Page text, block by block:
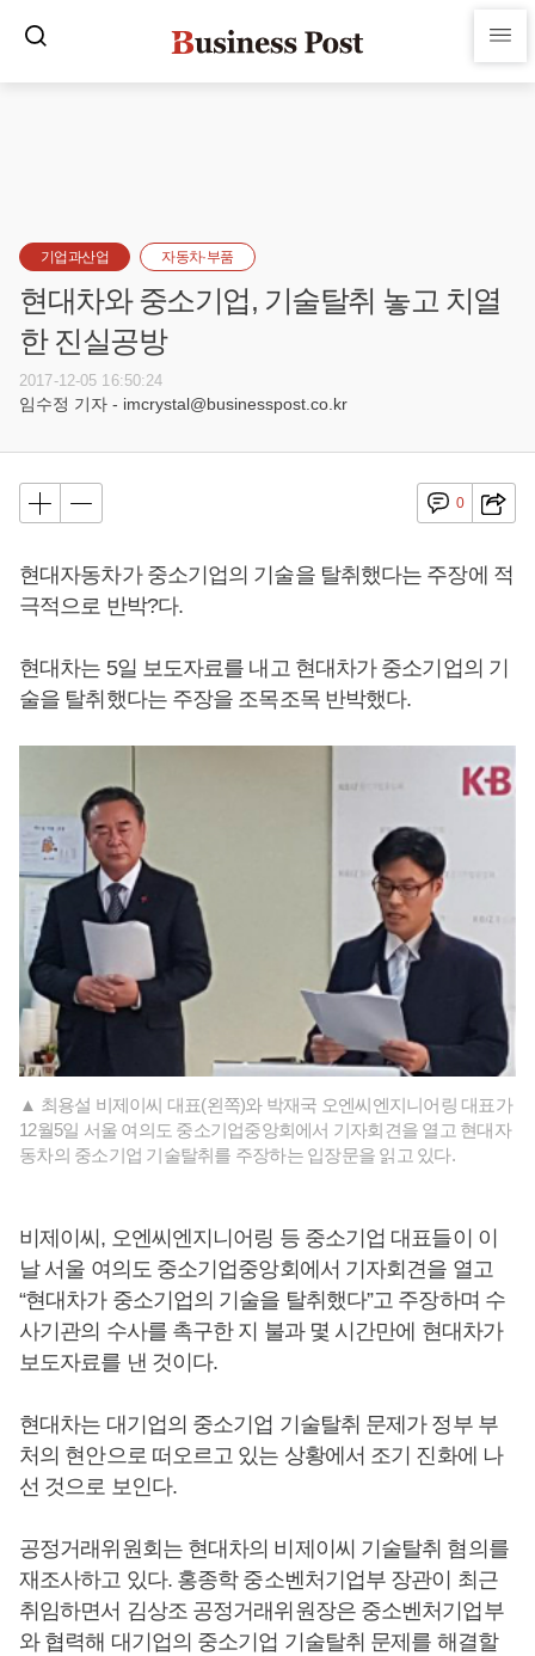
기업과산업 자동차·부품
현대차와 중소기업, 기술탈취 놓고 치열
한 진실공방
2017-12-05 16:50:24
임수정 기자 - imcrystal@businesspost.co.kr
0
현대자동차가 중소기업의 기술을 탈취했다는 주장에 적
극적으로 반박?다.
현대차는 5일 보도자료를 내고 현대차가 중소기업의 기
술을 탈취했다는 주장을 조목조목 반박했다.
▲ 최용설 비제이씨 대표(왼쪽)와 박재국 오엔씨엔지니어링 대표가
12월5일 서울 여의도 중소기업중앙회에서 기자회견을 열고 현대자
동차의 중소기업 기술탈취를 주장하는 입장문을 읽고 있다.
비제이씨, 오엔씨엔지니어링 등 중소기업 대표들이 이
날 서울 여의도 중소기업중앙회에서 기자회견을 열고
“현대차가 중소기업의 기술을 탈취했다”고 주장하며 수
사기관의 수사를 촉구한 지 불과 몇 시간만에 현대차가
보도자료를 낸 것이다.
현대차는 대기업의 중소기업 기술탈취 문제가 정부 부
처의 현안으로 떠오르고 있는 상황에서 조기 진화에 나
선 것으로 보인다.
공정거래위원회는 현대차의 비제이씨 기술탈취 혐의를
재조사하고 있다. 홍종학 중소벤처기업부 장관이 최근
취임하면서 김상조 공정거래위원장은 중소벤처기업부
와 협력해 대기업의 중소기업 기술탈취 문제를 해결할